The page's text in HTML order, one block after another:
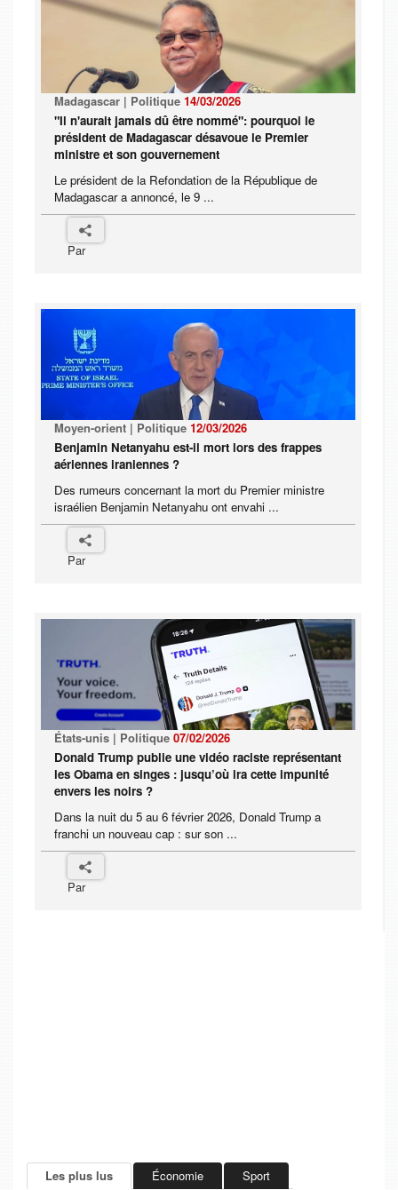
Madagascar | Politique 14/03/2026
"Il n'aurait jamais dû être nommé": pourquoi le
président de Madagascar désavoue le Premier
ministre et son gouvernement
Le président de la Refondation de la République de
Madagascar a annoncé, le 9 ...
Par
Moyen-orient | Politique 12/03/2026
Benjamin Netanyahu est-il mort lors des frappes
aériennes iraniennes ?
Des rumeurs concernant la mort du Premier ministre
israélien Benjamin Netanyahu ont envahi ...
Par
États-unis | Politique 07/02/2026
Donald Trump publie une vidéo raciste représentant
les Obama en singes : jusqu’où ira cette impunité
envers les noirs ?
Dans la nuit du 5 au 6 février 2026, Donald Trump a
franchi un nouveau cap : sur son ...
Par
Les plus lus Économie Sport